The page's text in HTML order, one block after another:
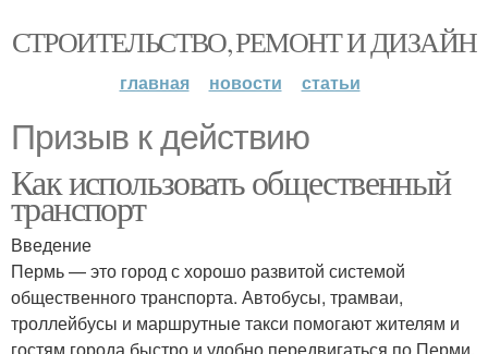
СТРОИТЕЛЬСТВО, РЕМОНТ И ДИЗАЙН
главная новости статьи
Призыв к действию
Как использовать общественный
транспорт
Введение
Пермь — это город с хорошо развитой системой
общественного транспорта. Автобусы, трамваи,
троллейбусы и маршрутные такси помогают жителям и